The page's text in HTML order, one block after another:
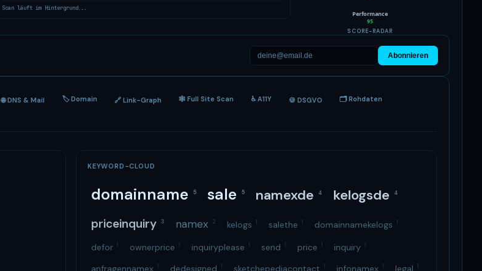
Scan läuft im Hintergrund...
Performance
95
SCORE-RADAR
Abonnieren
🌐 DNS & Mail 🏷 Domain 🔗 Link-Graph 🕸 Full Site Scan ♿ A11Y 🍪 DSGVO 🗂 Rohdaten
KEYWORD-CLOUD
domainname 5 sale 5 namexde 4 kelogsde 4
priceinquiry 3 namex 2 kelogs 1 salethe 1 domainnamekelogs 1
defor 1 ownerprice 1 inquiryplease 1 send 1 price 1 inquiry 1
anfragennamex 1 dedesigned 1 sketchepediacontact 1 infonamex 1 legal 1